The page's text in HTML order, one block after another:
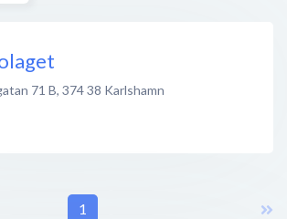
71 B, 374 38 Karlshamn
1